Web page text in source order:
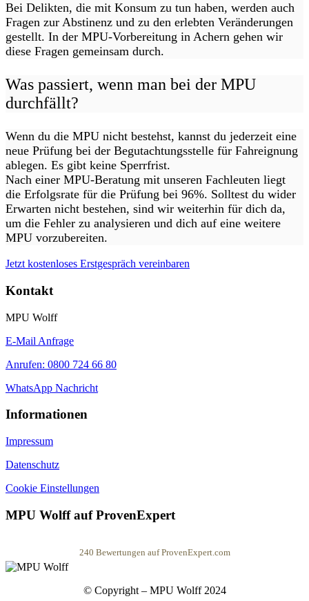
Bei Delikten, die mit Konsum zu tun haben, werden auch
Fragen zur Abstinenz und zu den erlebten Veränderungen
gestellt. In der MPU-Vorbereitung in Achern gehen wir
diese Fragen gemeinsam durch.
Was passiert, wenn man bei der MPU
durchfällt?
Wenn du die MPU nicht bestehst, kannst du jederzeit eine
neue Prüfung bei der Begutachtungsstelle für Fahreignung
ablegen. Es gibt keine Sperrfrist.
Nach einer MPU-Beratung mit unseren Fachleuten liegt
die Erfolgsrate für die Prüfung bei 96%. Solltest du wider
Erwarten nicht bestehen, sind wir weiterhin für dich da,
um die Fehler zu analysieren und dich auf eine weitere
MPU vorzubereiten.
Jetzt kostenloses Erstgespräch vereinbaren
Kontakt
MPU Wolff
E-Mail Anfrage
Anrufen: 0800 724 66 80
WhatsApp Nachricht
Informationen
Impressum
Datenschutz
Cookie Einstellungen
MPU Wolff auf ProvenExpert
MPU Wolff
240 Bewertungen auf ProvenExpert.com
© Copyright – MPU Wolff 2024